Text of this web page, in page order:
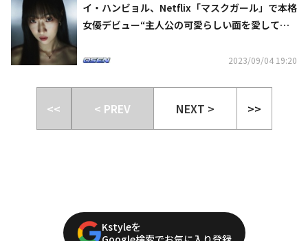
イ・ハンビョル、Netflix「マスクガール」で本格
女優デビュー“主人公の可愛らしい面を愛してい
2023/09/04 19:20
<< < PREV NEXT > >>
Kstyleを